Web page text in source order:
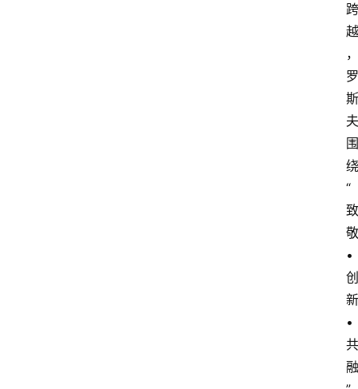
跨
越
，
罗
斯
夫
围
绕
“
致
敬
•
创
新
•
共
融